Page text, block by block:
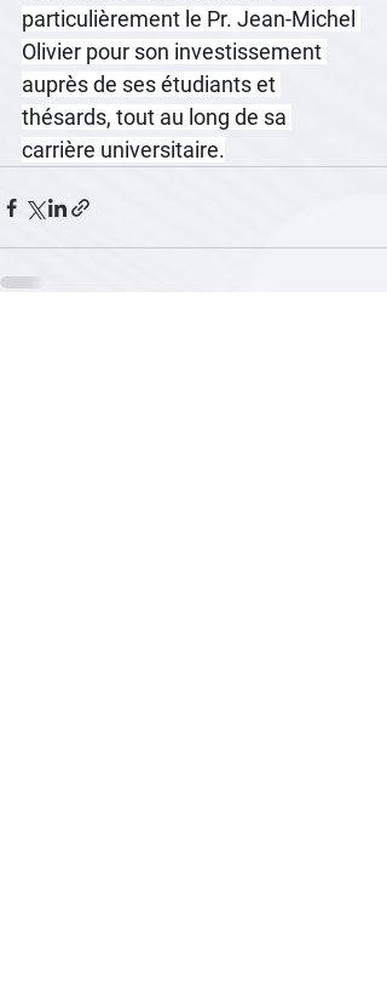
particulièrement le Pr. Jean-Michel
Olivier pour son investissement
auprès de ses étudiants et
thésards, tout au long de sa
carrière universitaire.